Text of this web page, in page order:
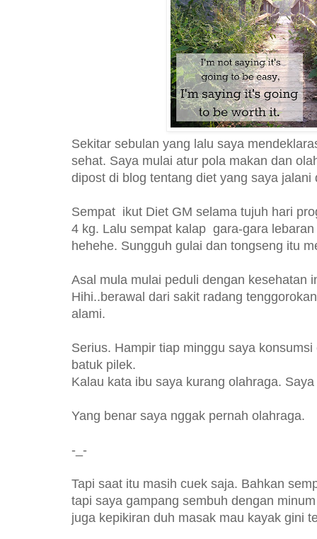
Sekitar sebulan yang lalu saya
sehat. Saya mulai atur pola makan dan
dipost di blog tentang diet yang saya
Sempat ikut Diet GM selama tujuh hari
4 kg. Lalu sempat kalap gara-gara
hehehe. Sungguh gulai dan tongseng itu
Asal mula mulai peduli dengan kesehatan
Hihi..berawal dari sakit radang
alami.
Serius. Hampir tiap minggu saya
batuk pilek.
Kalau kata ibu saya kurang olahraga.
Yang benar saya nggak pernah olahraga.
-_-
Tapi saat itu masih cuek saja. Bahkan
tapi saya gampang sembuh dengan
juga kepikiran duh masak mau kayak gini